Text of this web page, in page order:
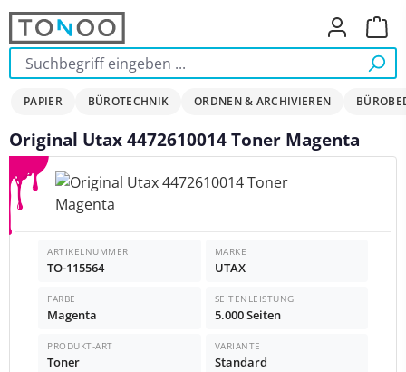
Zum Hauptinhalt springen
PAPIER BÜROTECHNIK ORDNEN & ARCHIVIEREN
Original Utax 4472610014 Toner Magenta
Bildergalerie überspringen
ARTIKELNUMMER
TO-115564
MARKE
UTAX
FARBE
Magenta
SEITENLEISTUNG
5.000 Seiten
PRODUKT-ART
Toner
VARIANTE
Standard